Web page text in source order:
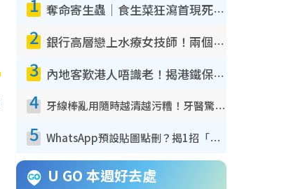
奪命寄生蟲｜食生菜狂瀉首現死者！疫潮惡化錄1.8萬宗病例 揭洗菜3大謬誤
2 銀行高層戀上水療女技師！兩個月借128萬驚覺「沉船」沉落火海 揭背後疑似邪教操控賣淫
3 內地客歎港人唔識老！揭港鐵保鮮級冷氣 港人求放過：咪投訴
4 牙線棒亂用隨時越清越污糟！牙醫驚揭盲目過戶細菌恐致蛀牙：呢種先係日常真保養
5 WhatsApp預設貼圖點刪？揭1招「反向操作」還原簡潔介面 附3步實測教學
U GO 本週好去處